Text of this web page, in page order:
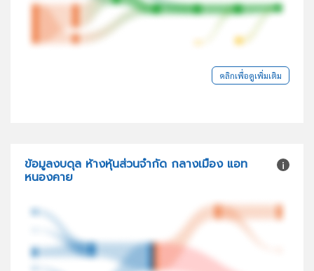
คลิกเพื่อดูเพิ่มเติม
ข้อมูลงบดุล ห้างหุ้นส่วนจำกัด กลางเมือง แอท
หนองคาย